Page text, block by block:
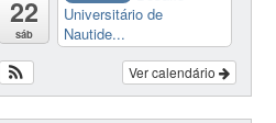
22
sáb
Universitário de
Nautide...
Ver calendário